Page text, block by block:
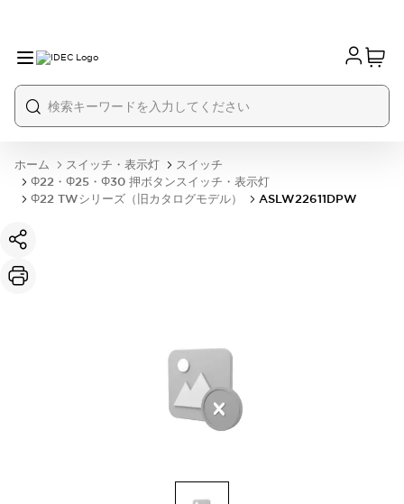
ホーム スイッチ・表示灯
スイッチ
Φ22・Φ25・Φ30 押ボタンスイッチ・表示灯
Φ22 TWシリーズ（旧カタログモデル）
ASLW22611DPW